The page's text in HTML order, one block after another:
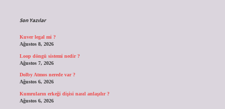
Son Yazılar
Kuver legal mi ?
Ağustos 8, 2026
Loop döngü sistemi nedir ?
Ağustos 7, 2026
Dolby Atmos nerede var ?
Ağustos 6, 2026
Kumruların erkeği dişisi nasıl anlaşılır ?
Ağustos 6, 2026